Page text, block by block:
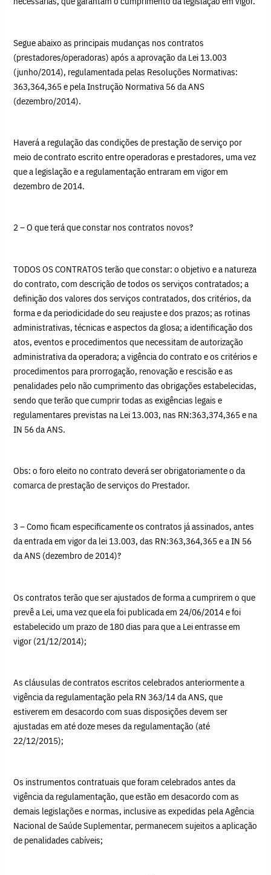
Segue abaixo as principais mudanças nos contratos
(prestadores/operadoras) após a aprovação da Lei 13.003
(junho/2014), regulamentada pelas Resoluções Normativas:
363,364,365 e pela Instrução Normativa 56 da ANS
(dezembro/2014).
Haverá a regulação das condições de prestação de serviço por
meio de contrato escrito entre operadoras e prestadores, uma vez
que a legislação e a regulamentação entraram em vigor em
dezembro de 2014.
2 – O que terá que constar nos contratos novos?
TODOS OS CONTRATOS terão que constar: o objetivo e a natureza
do contrato, com descrição de todos os serviços contratados; a
definição dos valores dos serviços contratados, dos critérios, da
forma e da periodicidade do seu reajuste e dos prazos; as rotinas
administrativas, técnicas e aspectos da glosa; a identificação dos
atos, eventos e procedimentos que necessitam de autorização
administrativa da operadora; a vigência do contrato e os critérios e
procedimentos para prorrogação, renovação e rescisão e as
penalidades pelo não cumprimento das obrigações estabelecidas,
sendo que terão que cumprir todas as exigências legais e
regulamentares previstas na Lei 13.003, nas RN:363,374,365 e na
IN 56 da ANS.
Obs: o foro eleito no contrato deverá ser obrigatoriamente o da
comarca de prestação de serviços do Prestador.
3 – Como ficam especificamente os contratos já assinados, antes
da entrada em vigor da lei 13.003, das RN:363,364,365 e a IN 56
da ANS (dezembro de 2014)?
Os contratos terão que ser ajustados de forma a cumprirem o que
prevê a Lei, uma vez que ela foi publicada em 24/06/2014 e foi
estabelecido um prazo de 180 dias para que a Lei entrasse em
vigor (21/12/2014);
As cláusulas de contratos escritos celebrados anteriormente a
vigência da regulamentação pela RN 363/14 da ANS, que
estiverem em desacordo com suas disposições devem ser
ajustadas em até doze meses da regulamentação (até
22/12/2015);
Os instrumentos contratuais que foram celebrados antes da
vigência da regulamentação, que estão em desacordo com as
demais legislações e normas, inclusive as expedidas pela Agência
Nacional de Saúde Suplementar, permanecem sujeitos a aplicação
de penalidades cabíveis;